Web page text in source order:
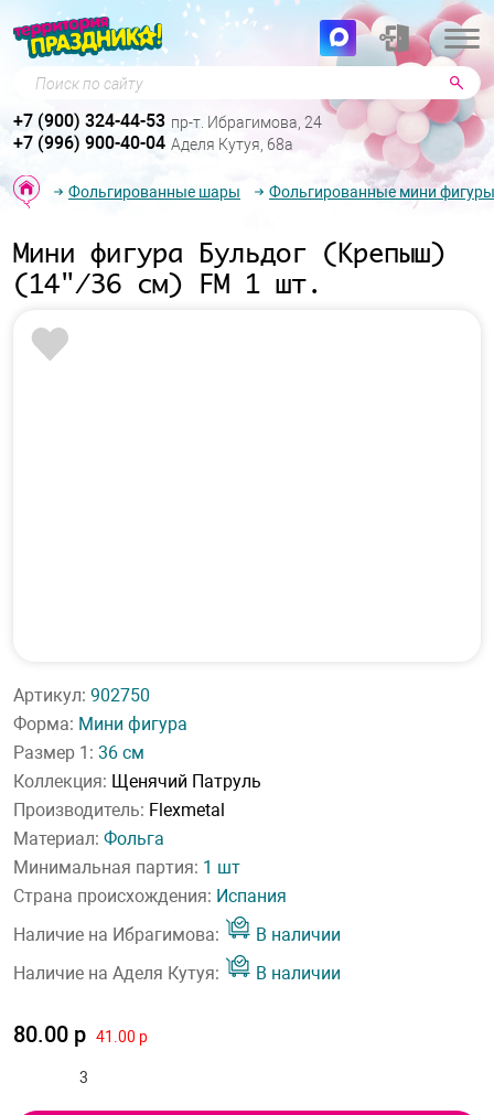
Поиск по сайту
+7 (900) 324-44-53 пр-т. Ибрагимова, 24
+7 (996) 900-40-04 Аделя Кутуя, 68а
Фольгированные шары Фольгированные мини фигуры
Мини фигура Бульдог (Крепыш)
(14"/36 см) FM 1 шт.
Артикул: 902750
Форма: Мини фигура
Размер 1: 36 см
Коллекция: Щенячий Патруль
Производитель: Flexmetal
Материал: Фольга
Минимальная партия: 1 шт
Страна происхождения: Испания
Наличие на Ибрагимова:
В наличии
Наличие на Аделя Кутуя:
В наличии
80.00 р 41.00 р